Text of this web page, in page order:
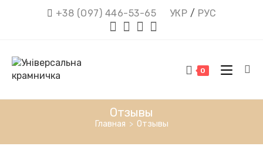
+38 (О97) 446-53-65 УКР / РУС
0
Отзывы
Главная > Отзывы